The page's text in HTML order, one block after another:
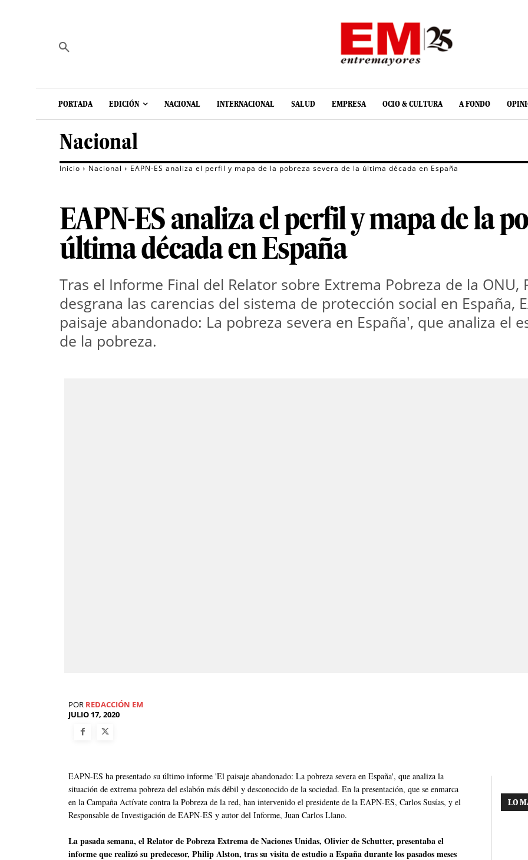
PORTADA EDICIÓN NACIONAL INTERNACIONAL SALUD EMPRESA OCIO & CULTURA A FONDO
Nacional
Inicio Nacional EAPN-ES analiza el perfil y mapa de la pobreza severa de la última década en España
EAPN-ES analiza el perfil y mapa de la
última década en España
Tras el Informe Final del Relator sobre Extrema Pobreza de la ONU,
desgrana las carencias del sistema de protección social en España,
paisaje abandonado: La pobreza severa en España', que analiza el
de la pobreza.
POR REDACCIÓN EM
JULIO 17, 2020
EAPN-ES ha presentado su último informe 'El paisaje abandonado: La pobreza severa en España', que analiza la
situación de extrema pobreza del eslabón más débil y desconocido de la sociedad. En la presentación, que se enmarca
en la Campaña Actívate contra la Pobreza de la red, han intervenido el presidente de la EAPN-ES, Carlos Susías, y el
Responsable de Investigación de EAPN-ES y autor del Informe, Juan Carlos Llano.
La pasada semana, el Relator de Pobreza Extrema de Naciones Unidas, Olivier de Schutter, presentaba el
informe que realizó su predecesor, Philip Alston, tras su visita de estudio a España durante los pasados meses
LO